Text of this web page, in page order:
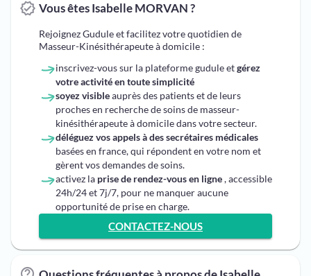
Vous êtes Isabelle MORVAN ?
Rejoignez Gudule et facilitez votre quotidien de
Masseur-Kinésithérapeute à domicile :
inscrivez-vous sur la plateforme gudule etgérez
votre activité en toute simplicité
soyez visibleauprès des patients et de leurs
proches en recherche de soins de masseur-
kinésithérapeute à domicile dans votre secteur.
déléguez vos appels à des secrétaires médicales
basées en france, qui répondent en votre nom et
gèrent vos demandes de soins.
activez la prise de rendez-vous en ligne, accessible
24h/24 et 7j/7, pour ne manquer aucune
opportunité de prise en charge.
CONTACTEZ-NOUS